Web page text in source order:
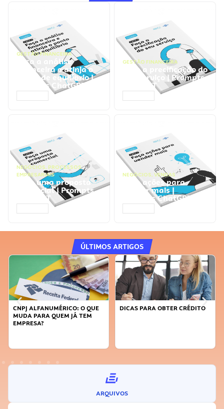
GESTÃO FINANCEIRA
Faça a análise
financeira e atinja o
ponto de equilíbrio |
Prompts ChatGPT
GESTÃO FINANCEIRA
Faça a precificação do
seu serviço | Prompts
ChatGPT
NEGÓCIOS, PROCESSOS
EMPRESARIAIS
Faça uma proposta
comercial | Prompts
ChatGPT
NEGÓCIOS, VENDAS
Faça ações para
vender mais |
Prompts ChatGPT
ÚLTIMOS ARTIGOS
DICAS PARA OBTER CRÉDITO
FAÇA A DIFERENÇA: SEJA
ARQUIVOS